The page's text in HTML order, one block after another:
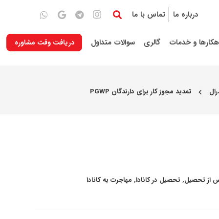
درباره ما تماس با ما
و خدمات گالری سوالات متداول دریافت وقت مشاوره
chevron_left تمدید مجوز کار برای دارندگان PGWP
از تحصیل, تحصیل در کانادا, مهاجرت به کانادا